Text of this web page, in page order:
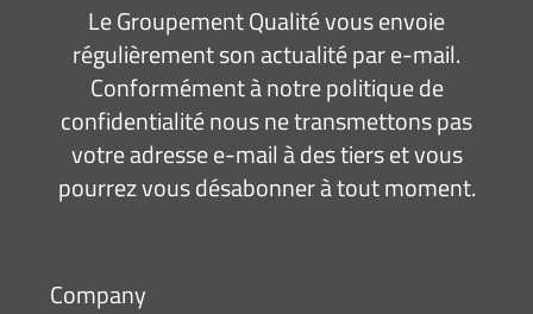
Le Groupement Qualité vous envoie
régulièrement son actualité par e-mail.
Conformément à notre politique de
confidentialité nous ne transmettons pas
votre adresse e-mail à des tiers et vous
pourrez vous désabonner à tout moment.
Company